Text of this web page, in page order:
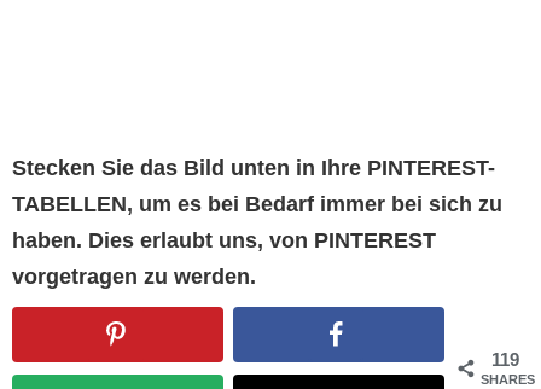
Stecken Sie das Bild unten in Ihre PINTEREST-
TABELLEN, um es bei Bedarf immer bei sich zu
haben. Dies erlaubt uns, von PINTEREST
vorgetragen zu werden.
119
SHARES